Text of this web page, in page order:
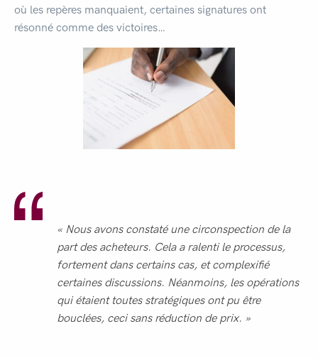
où les repères manquaient, certaines signatures ont
résonné comme des victoires…
« Nous avons constaté une circonspection de la
part des acheteurs. Cela a ralenti le processus,
fortement dans certains cas, et complexifié
certaines discussions. Néanmoins, les opérations
qui étaient toutes stratégiques ont pu être
bouclées, ceci sans réduction de prix. »